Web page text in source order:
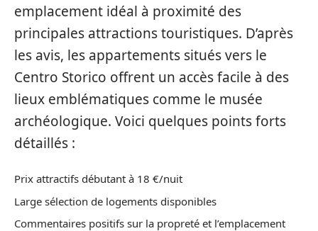
emplacement idéal à proximité des
principales attractions touristiques. D’après
les avis, les appartements situés vers le
Centro Storico offrent un accès facile à des
lieux emblématiques comme le musée
archéologique. Voici quelques points forts
détaillés :
Prix attractifs débutant à 18 €/nuit
Large sélection de logements disponibles
Commentaires positifs sur la propreté et l’emplacement